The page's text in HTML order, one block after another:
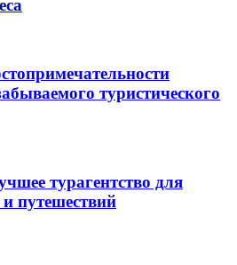
туристического
турагентство для
путешествий